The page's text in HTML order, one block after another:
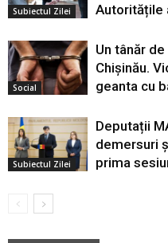
Subiectul Zilei
Autoritățile
Social
Un tânăr
Chișinău.
geanta cu
Subiectul Zilei
Deputații
demersuri
prima